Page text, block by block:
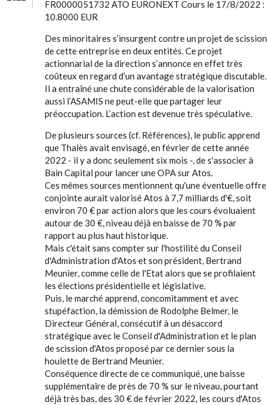
FR0000051732 ATO EURONEXT Cours le 17/8/2022 :
10.8000 EUR
Des minoritaires s’insurgent contre un projet de scission
de cette entreprise en deux entités. Ce projet
actionnarial de la direction s’annonce en effet très
coûteux en regard d’un avantage stratégique discutable.
Il a entraîné une chute considérable de la valorisation
aussi l’ASAMIS ne peut-elle que partager leur
préoccupation. L’action est devenue très spéculative.
De plusieurs sources (cf. Références), le public apprend
que Thalès avait envisagé, en février de cette année
2022 - il y a donc seulement six mois -, de s'associer à
Bain Capital pour lancer une OPA sur Atos.
Ces mêmes sources mentionnent qu'une éventuelle offre
conjointe aurait valorisé Atos à 7,7 milliards d'€, soit
environ 70 € par action alors que les cours évoluaient
autour de 30 €, niveau déjà en baisse de 70 % par
rapport au plus haut historique.
Mais c'était sans compter sur l'hostilité du Conseil
d'Administration d'Atos et son président, Bertrand
Meunier, comme celle de l'Etat alors que se profilaient
les élections présidentielle et législative.
Puis, le marché apprend, concomitamment et avec
stupéfaction, la démission de Rodolphe Belmer, le
Directeur Général, consécutif à un désaccord
stratégique avec le Conseil d'Administration et le plan
de scission d'Atos proposé par ce dernier sous la
houlette de Bertrand Meunier.
Conséquence directe de ce communiqué, une baisse
supplémentaire de près de 70 % sur le niveau, pourtant
déjà très bas, des 30 € de février 2022, les cours d'Atos